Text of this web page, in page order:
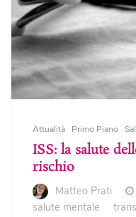
Attualità Primo Piano
ISS: la salute
rischio
Matteo Prati
salute mentale
trans